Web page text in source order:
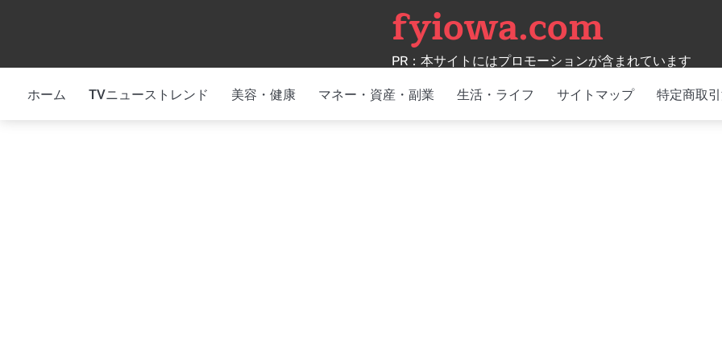
fyiowa.com
PR：本サイトにはプロモーションが含まれています
ホーム TVニューストレンド 美容・健康 マネー・資産・副業 生活・ライフ サイトマップ 特定商取